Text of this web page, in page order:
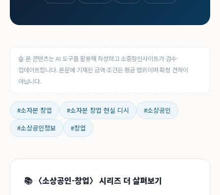
🤖 본 콘텐츠는 AI 도구를 활용해 작성하고 소중함인사이트가 검수·
업데이트합니다. 본문에 기재된 금액·조건은 평균 범위이며 확정 견적이
아닙니다.
#소자본 창업 #소자본 창업 현실 디시
#소상공인
#소상공인정보
#창업
📚 〈소상공인-창업〉 시리즈 더 살펴보기